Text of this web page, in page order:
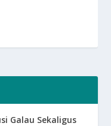
Galau Sekaligus